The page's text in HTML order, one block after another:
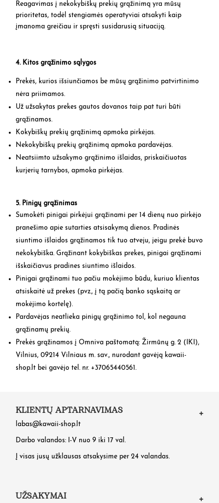
Reagavimas į nekokybiškų prekių grąžinimą yra mūsų
prioritetas, todėl stengiamės operatyviai atsakyti kaip
įmanoma greičiau ir spręsti susidarusią situaciją.
4. Kitos grąžinimo sąlygos
Prekės, kurios išsiunčiamos be mūsų grąžinimo patvirtinimo
nėra priimamos.
Už užsakytas prekes gautos dovanos taip pat turi būti
grąžinamos.
Kokybiškų prekių grąžinimą apmoka pirkėjas.
Nekokybiškų prekių grąžinimą apmoka pardavėjas.
Neatsiimto užsakymo grąžinimo išlaidas, priskaičiuotas
kurjerių tarnybos, apmoka pirkėjas.
5. Pinigų grąžinimas
Sumokėti pinigai pirkėjui grąžinami per 14 dienų nuo pirkėjo
pranešimo apie sutarties atsisakymą dienos. Pradinės
siuntimo išlaidos grąžinamos tik tuo atveju, jeigu prekė buvo
nekokybiška. Grąžinant kokybiškas prekes, pinigai grąžinami
išskaičiavus pradines siuntimo išlaidos.
Pinigai grąžinami tuo pačiu mokėjimo būdu, kuriuo klientas
atsiskaitė už prekes (pvz., į tą pačią banko sąskaitą ar
mokėjimo kortelę).
Pardavėjas neatlieka pinigų grąžinimo tol, kol negauna
grąžinamų prekių.
Prekės grąžinamos į Omniva paštomatą: Žirmūnų g. 2 (IKI),
Vilnius, 09214 Vilniaus m. sav., nurodant gavėją kawaii-
shop.lt bei gavėjo tel. nr. +37065440561.
KLIENTŲ APTARNAVIMAS
labas@kawaii-shop.lt
Darbo valandos: I-V nuo 9 iki 17 val.
Į visas jusų užklausas atsakysime per 24 valandas.
UŽSAKYMAI